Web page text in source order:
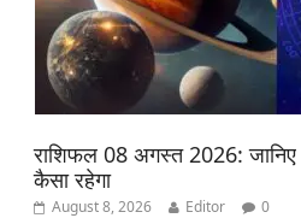
राशिफल 08 अगस्त 2026:
कैसा रहेगा
August 8, 2026 Editor 0